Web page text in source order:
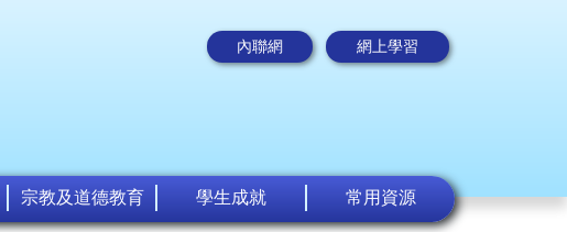
內聯網 網上學習
宗教及道德教育 學生成就 常用資源